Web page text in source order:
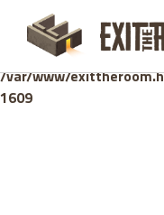
Warning:
doesn't match number of
/var/www/
1609